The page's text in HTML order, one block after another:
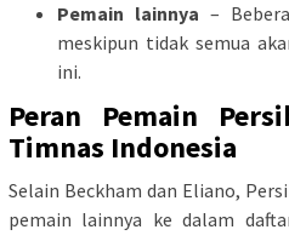
Pemain lainnya –
meskipun tidak semua
ini.
Peran Pemain
Timnas Indonesia
Selain Beckham dan Eliano,
pemain lainnya ke dalam